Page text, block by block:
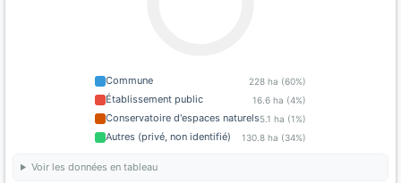
Commune 228 ha (60%)
Établissement public 16.6 ha (4%)
Conservatoire d'espaces naturels5.1 ha (1%)
Autres (privé, non identifié) 130.8 ha (34%)
Voir les données en tableau